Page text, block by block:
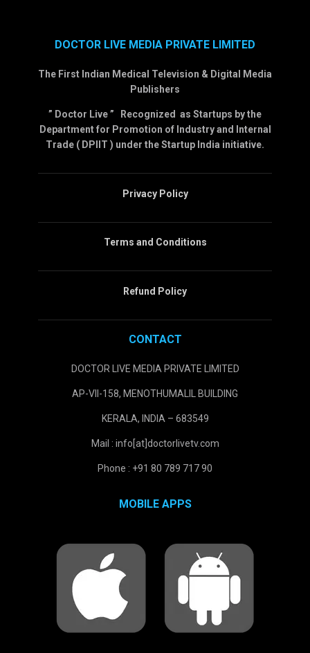
DOCTOR LIVE MEDIA PRIVATE LIMITED
The First Indian Medical Television & Digital Media
Publishers
” Doctor Live ” Recognized as Startups by the
Department for Promotion of Industry and Internal
Trade ( DPIIT ) under the Startup India initiative.
Privacy Policy
Terms and Conditions
Refund Policy
CONTACT
DOCTOR LIVE MEDIA PRIVATE LIMITED
AP-VII-158, MENOTHUMALIL BUILDING
KERALA, INDIA – 683549
Mail : info[at]doctorlivetv.com
Phone : +91 80 789 717 90
MOBILE APPS